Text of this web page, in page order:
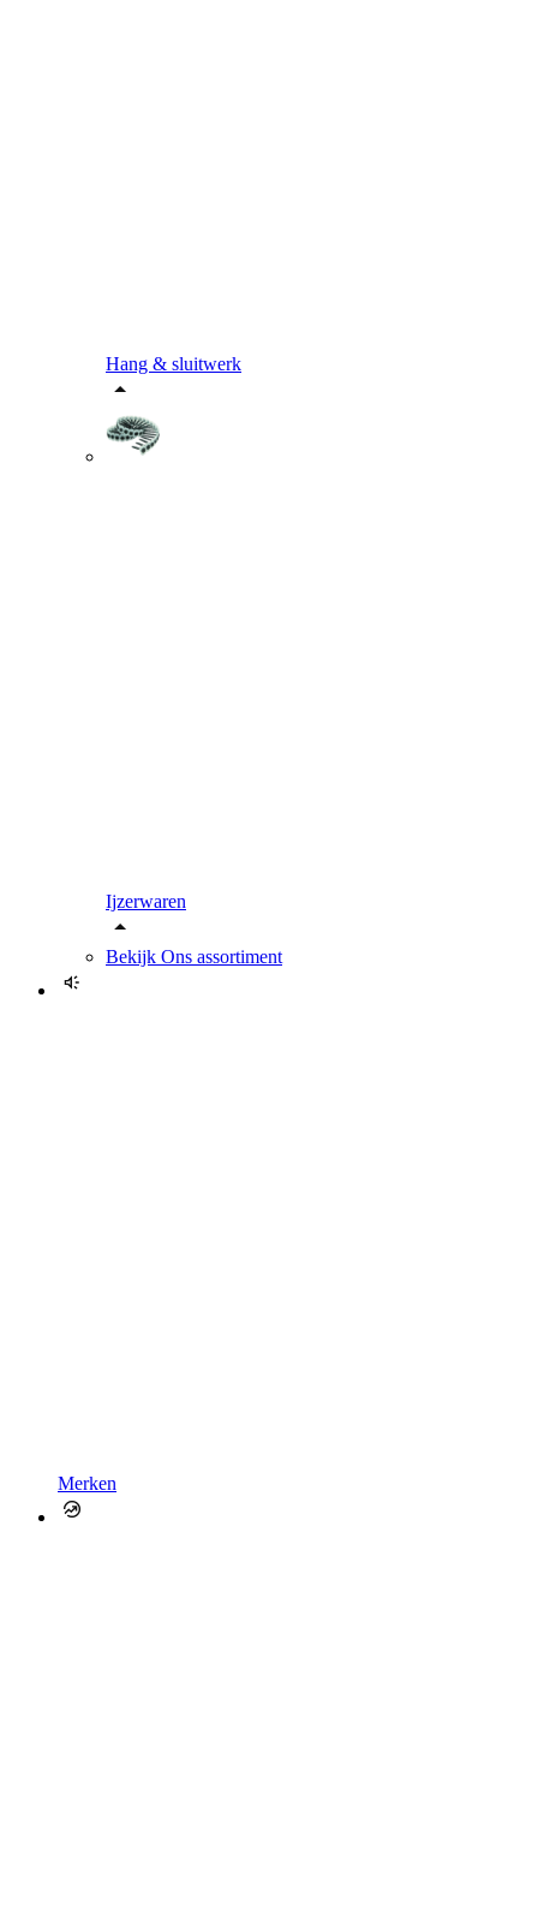
Hang & sluitwerk
Ijzerwaren
Bekijk Ons assortiment
Merken